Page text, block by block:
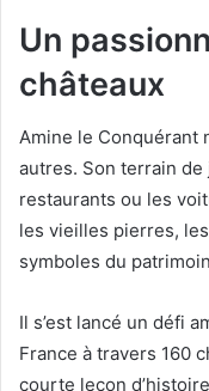
Un
châteaux
Amine le Conquérant
autres. Son terrain
restaurants ou les
les vieilles pierres,
symboles du
Il s’est lancé un défi
France à travers 160
courte leçon